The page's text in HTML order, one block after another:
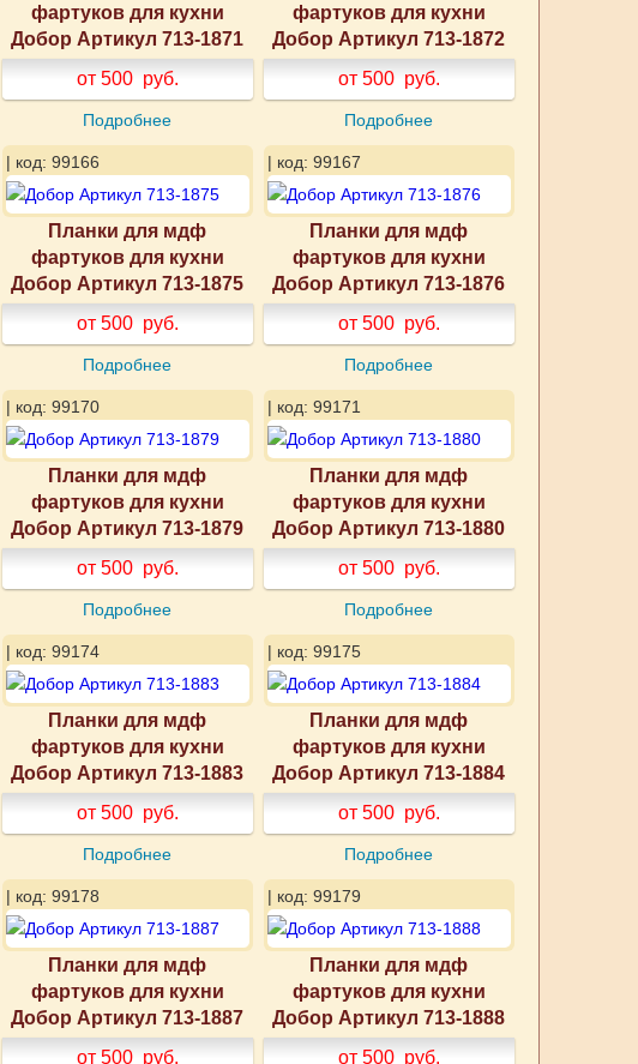
фартуков для кухни
Добор Артикул 713-1871
от 500 руб.
Подробнее
фартуков для кухни
Добор Артикул 713-1872
от 500 руб.
Подробнее
| код: 99166
Планки для мдф
фартуков для кухни
Добор Артикул 713-1875
от 500 руб.
Подробнее
| код: 99167
Планки для мдф
фартуков для кухни
Добор Артикул 713-1876
от 500 руб.
Подробнее
| код: 99170
Планки для мдф
фартуков для кухни
Добор Артикул 713-1879
от 500 руб.
Подробнее
| код: 99171
Планки для мдф
фартуков для кухни
Добор Артикул 713-1880
от 500 руб.
Подробнее
| код: 99174
Планки для мдф
фартуков для кухни
Добор Артикул 713-1883
от 500 руб.
Подробнее
| код: 99175
Планки для мдф
фартуков для кухни
Добор Артикул 713-1884
от 500 руб.
Подробнее
| код: 99178
Планки для мдф
фартуков для кухни
Добор Артикул 713-1887
от 500 руб.
| код: 99179
Планки для мдф
фартуков для кухни
Добор Артикул 713-1888
от 500 руб.